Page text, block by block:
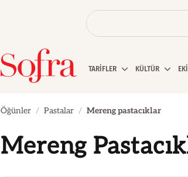
TARİFLER KÜLTÜR
Öğünler Pastalar Mereng pastacıklar
Mereng